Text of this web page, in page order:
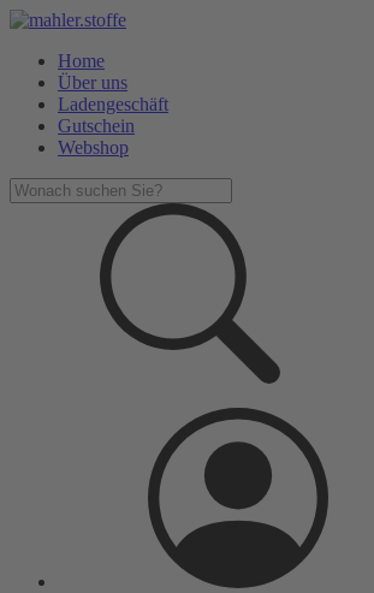
Home
Über uns
Ladengeschäft
Gutschein
Webshop